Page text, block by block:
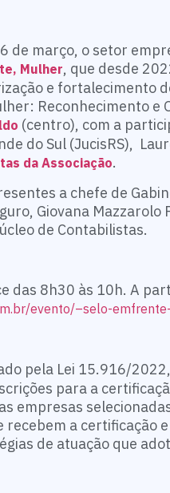
de março, o setor
Mulher, que desde
e fortalecimento
Reconhecimento
(centro), com a
do Sul (JucisRS),
da Associação.
a chefe de
Giovana
de Contabilistas.
das 8h30 às 10h. A
evento/–selo-
pela Lei 15.916/
para a
empresas
recebem a certificação
de atuação que